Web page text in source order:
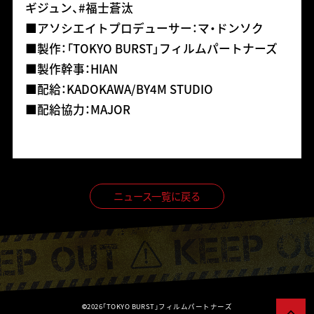
ギジュン、#福士蒼汰
■アソシエイトプロデューサー：マ・ドンソク
■製作：「TOKYO BURST」フィルムパートナーズ
■製作幹事：HIAN
■配給：KADOKAWA/BY4M STUDIO
■配給協力：MAJOR
ニュース一覧に戻る
©2026「TOKYO BURST」フィルムパートナーズ